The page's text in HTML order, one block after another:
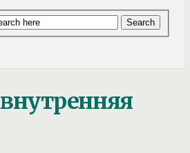
внутренняя